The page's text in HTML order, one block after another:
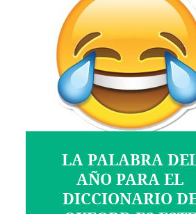
LA PALABRA
AÑO PARA EL
DICCIONARIO